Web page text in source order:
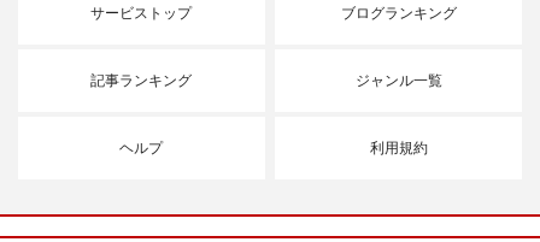
サービストップ ブログランキング
記事ランキング ジャンル一覧
ヘルプ 利用規約